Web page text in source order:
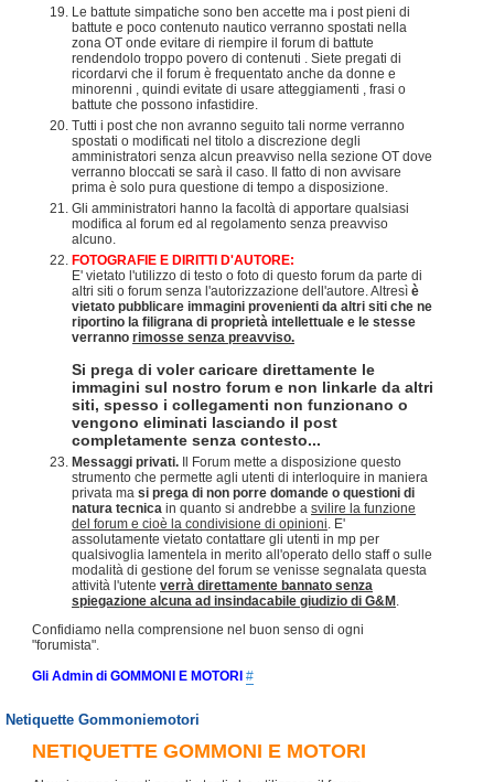
Le battute simpatiche sono ben accette ma i post pieni di
battute e poco contenuto nautico verranno spostati nella
zona OT onde evitare di riempire il forum di battute
rendendolo troppo povero di contenuti . Siete pregati di
ricordarvi che il forum è frequentato anche da donne e
minorenni , quindi evitate di usare atteggiamenti , frasi o
battute che possono infastidire.
Tutti i post che non avranno seguito tali norme verranno
spostati o modificati nel titolo a discrezione degli
amministratori senza alcun preavviso nella sezione OT dove
verranno bloccati se sarà il caso. Il fatto di non avvisare
prima è solo pura questione di tempo a disposizione.
Gli amministratori hanno la facoltà di apportare qualsiasi
modifica al forum ed al regolamento senza preavviso
alcuno.
FOTOGRAFIE E DIRITTI D'AUTORE:
E' vietato l'utilizzo di testo o foto di questo forum da parte di
altri siti o forum senza l'autorizzazione dell'autore. Altresì è
vietato pubblicare immagini provenienti da altri siti che ne
riportino la filigrana di proprietà intellettuale e le stesse
verranno rimosse senza preavviso.
Si prega di voler caricare direttamente le
immagini sul nostro forum e non linkarle da altri
siti, spesso i collegamenti non funzionano o
vengono eliminati lasciando il post
completamente senza contesto...
Messaggi privati. Il Forum mette a disposizione questo
strumento che permette agli utenti di interloquire in maniera
privata ma si prega di non porre domande o questioni di
natura tecnica in quanto si andrebbe a svilire la funzione
del forum e cioè la condivisione di opinioni . E'
assolutamente vietato contattare gli utenti in mp per
qualsivoglia lamentela in merito all'operato dello staff o sulle
modalità di gestione del forum se venisse segnalata questa
attività l'utente verrà direttamente bannato senza
spiegazione alcuna ad insindacabile giudizio di G&M
Confidiamo nella comprensione nel buon senso di ogni
"forumista".
Gli Admin di GOMMONI E MOTORI #
Netiquette Gommoniemotori
NETIQUETTE GOMMONI E MOTORI